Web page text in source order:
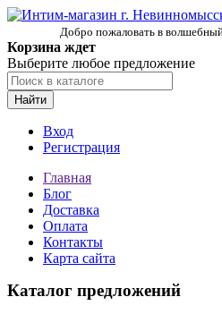
Добро пожаловать в
Корзина ждет
Выберите любое предложение
Найти
Вход
Регистрация
Главная
Блог
Доставка
Оплата
Контакты
Карта сайта
Каталог предложений